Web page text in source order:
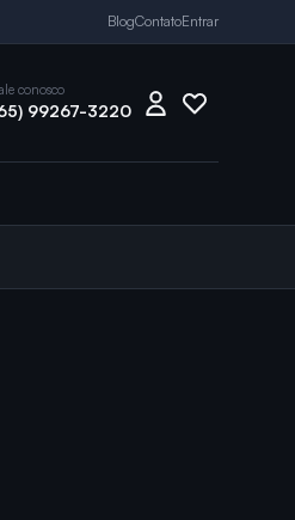
BlogContatoEntrar
conosco
99267-3220